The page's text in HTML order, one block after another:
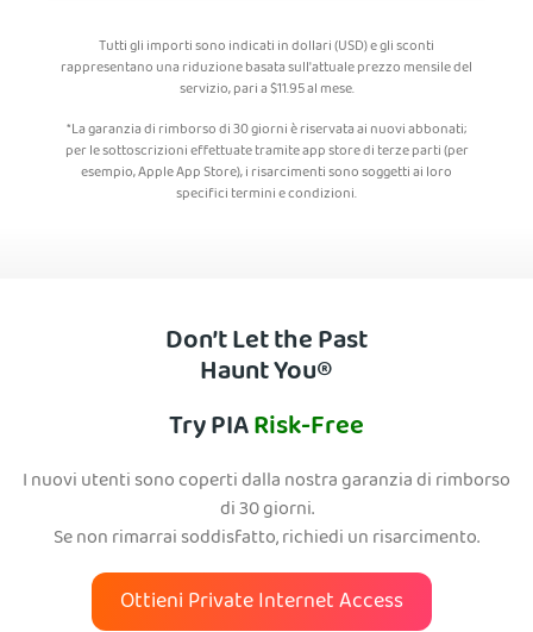
Tutti gli importi sono indicati in dollari (USD) e gli sconti
rappresentano una riduzione basata sull'attuale prezzo mensile del
servizio, pari a$11.95al mese.
*La garanzia di rimborso di 30 giorni è riservata ai nuovi abbonati;
per le sottoscrizioni effettuate tramite app store di terze parti (per
esempio, Apple App Store), i risarcimenti sono soggetti ai loro
specifici termini e condizioni.
Don’t Let the Past
Haunt You®
Try PIARisk-Free
I nuovi utenti sono coperti dalla nostra garanzia di rimborso
di 30 giorni.
Se non rimarrai soddisfatto, richiedi un risarcimento.
Ottieni Private Internet Access